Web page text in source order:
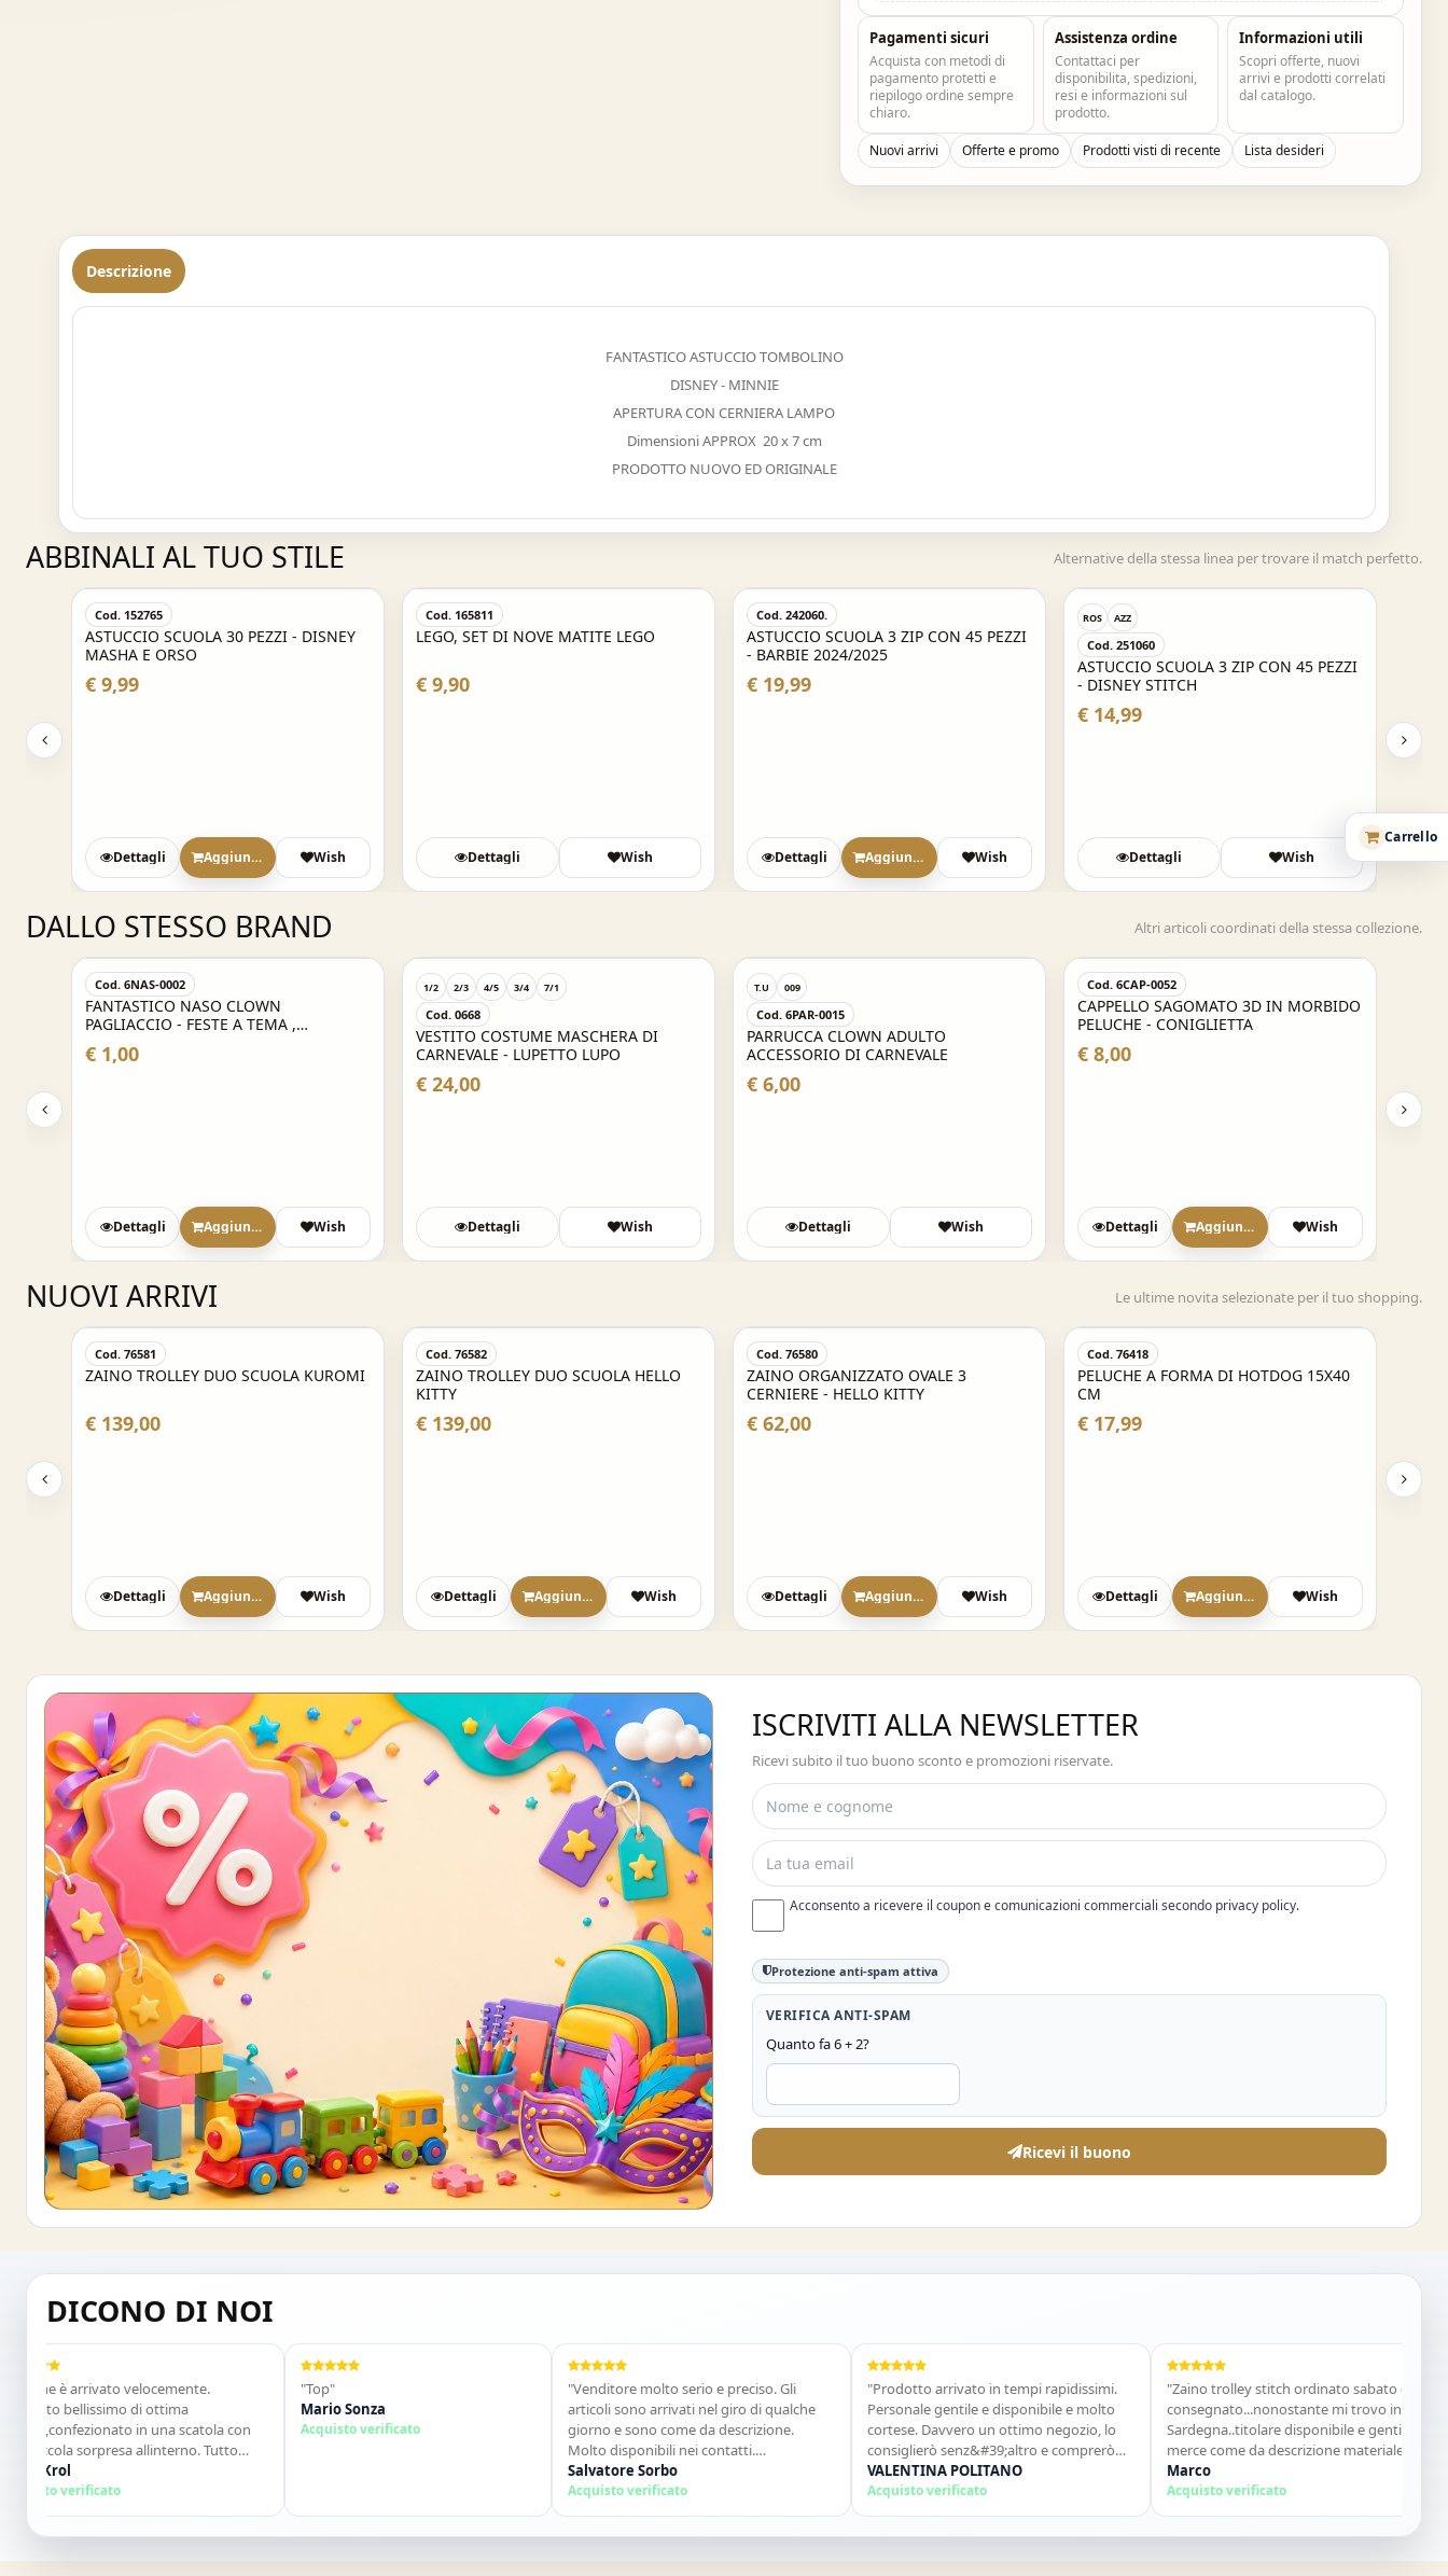
Carrello
Pagamenti sicuri
Acquista con metodi di
pagamento protetti e
riepilogo ordine sempre
chiaro.
Assistenza ordine
Contattaci per
disponibilita, spedizioni,
resi e informazioni sul
prodotto.
Informazioni utili
Scopri offerte, nuovi
arrivi e prodotti correlati
dal catalogo.
Nuovi arrivi Offerte e promo Prodotti visti di recente Lista desideri
Descrizione
FANTASTICO ASTUCCIO TOMBOLINO
DISNEY - MINNIE
APERTURA CON CERNIERA LAMPO
Dimensioni APPROX 20 x 7 cm
PRODOTTO NUOVO ED ORIGINALE
ABBINALI AL TUO STILE Alternative della stessa linea per trovare il match perfetto.
Cod. 152765
ASTUCCIO SCUOLA 30 PEZZI - DISNEY
MASHA E ORSO
€ 9,99
Dettagli Aggiungi Wish
Cod. 165811
LEGO, SET DI NOVE MATITE LEGO
€ 9,90
Dettagli Wish
Cod. 242060.
ASTUCCIO SCUOLA 3 ZIP CON 45 PEZZI
- BARBIE 2024/2025
€ 19,99
Dettagli Aggiungi Wish
ROS AZZ
Cod. 251060
ASTUCCIO SCUOLA 3 ZIP CON 45 PEZZI
- DISNEY STITCH
€ 14,99
Dettagli Wish
DALLO STESSO BRAND Altri articoli coordinati della stessa collezione.
Cod. 6NAS-0002
FANTASTICO NASO CLOWN
PAGLIACCIO - FESTE A TEMA ,
CARNEVALE , PARTY E NON SOLO
€ 1,00
Dettagli Aggiungi Wish
1/2 2/3 4/5 3/4 7/1
Cod. 0668
VESTITO COSTUME MASCHERA DI
CARNEVALE - LUPETTO LUPO
€ 24,00
Dettagli Wish
T.U 009
Cod. 6PAR-0015
PARRUCCA CLOWN ADULTO
ACCESSORIO DI CARNEVALE
€ 6,00
Dettagli Wish
Cod. 6CAP-0052
CAPPELLO SAGOMATO 3D IN MORBIDO
PELUCHE - CONIGLIETTA
€ 8,00
Dettagli Aggiungi Wish
NUOVI ARRIVI Le ultime novita selezionate per il tuo shopping.
Cod. 76581
ZAINO TROLLEY DUO SCUOLA KUROMI
€ 139,00
Dettagli Aggiungi Wish
Cod. 76582
ZAINO TROLLEY DUO SCUOLA HELLO
KITTY
€ 139,00
Dettagli Aggiungi Wish
Cod. 76580
ZAINO ORGANIZZATO OVALE 3
CERNIERE - HELLO KITTY
€ 62,00
Dettagli Aggiungi Wish
Cod. 76418
PELUCHE A FORMA DI HOTDOG 15X40
CM
€ 17,99
Dettagli Aggiungi Wish
ISCRIVITI E OTTIENI SUBITO UNO SCONTO DEL 10%
ISCRIVITI ALLA NEWSLETTER
Ricevi subito il tuo buono sconto e promozioni riservate.
Acconsento a ricevere il coupon e comunicazioni commerciali secondo privacy policy.
Protezione anti-spam attiva
VERIFICA ANTI-SPAM
Quanto fa 6 + 2?
Ricevi il buono
DICONO DI NOI
velocemente.
di ottima
in una scatola con
sorpresa allinterno. Tutto
consiglio vivamente. Grazie
Mario Sonza
Acquisto verificato
"Venditore molto serio e preciso. Gli
articoli sono arrivati nel giro di qualche
giorno e sono come da descrizione.
Molto disponibili nei contatti.
Consigliato."
Salvatore Sorbo
Acquisto verificato
"Prodotto arrivato in tempi rapidissimi.
Personale gentile e disponibile e molto
cortese. Davvero un ottimo negozio, lo
consiglierò senz&#39;altro e comprerò
VALENTINA POLITANO
Acquisto verificato
"Zaino trolley stitch ordinato sabato e già
consegnato...nonostante mi trovo in
Sardegna..titolare disponibile e gentile
merce come da descrizione materiale
ottimo...sito super consigliato"
Acquisto verificato
Vania